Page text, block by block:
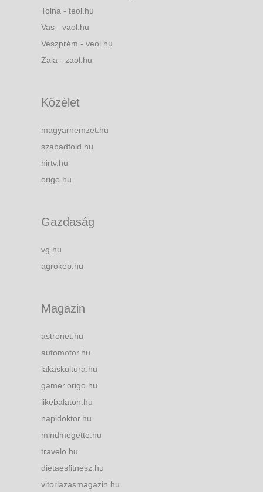
Tolna - teol.hu
Vas - vaol.hu
Veszprém - veol.hu
Zala - zaol.hu
Közélet
magyarnemzet.hu
szabadfold.hu
hirtv.hu
origo.hu
Gazdaság
vg.hu
agrokep.hu
Magazin
astronet.hu
automotor.hu
lakaskultura.hu
gamer.origo.hu
likebalaton.hu
napidoktor.hu
mindmegette.hu
travelo.hu
dietaesfitnesz.hu
vitorlazasmagazin.hu